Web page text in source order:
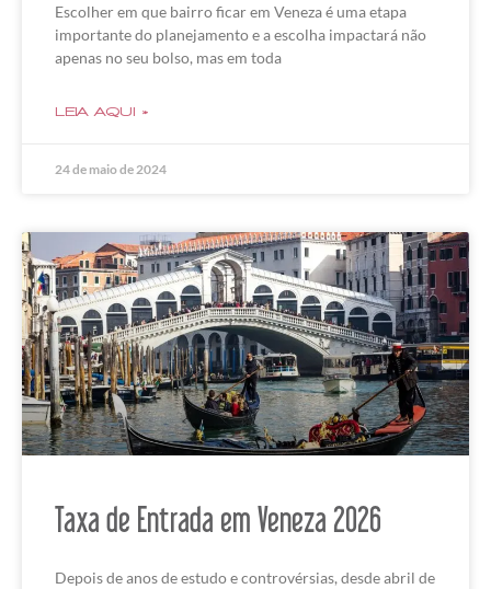
Escolher em que bairro ficar em Veneza é uma etapa
importante do planejamento e a escolha impactará não
apenas no seu bolso, mas em toda
LEIA AQUI »
24 de maio de 2024
Taxa de Entrada em Veneza 2026
Depois de anos de estudo e controvérsias, desde abril de